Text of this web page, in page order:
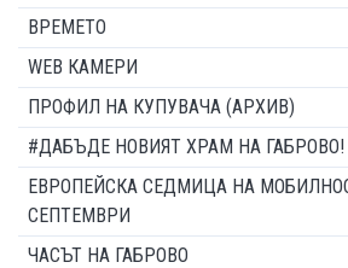
ВРЕМЕТО
WEB КАМЕРИ
ПРОФИЛ НА КУПУВАЧА (АРХИВ)
#ДАБЪДЕ НОВИЯТ ХРАМ НА ГАБРОВО!
ЕВРОПЕЙСКА СЕДМИЦА НА
СЕПТЕМВРИ
ЧАСЪТ НА ГАБРОВО